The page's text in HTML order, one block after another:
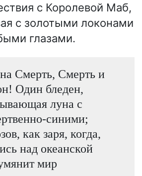
с Королевой Маб,
с золотыми локонами
глазами.
Смерть, Смерть и
Один бледен,
луна с
синими;
как заря, когда,
над океанской
мир